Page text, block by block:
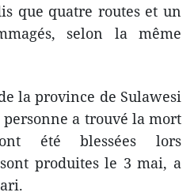
que quatre routes et un
selon la même
la province de Sulawesi
a trouvé la mort
été blessées lors
produites le 3 mai, a